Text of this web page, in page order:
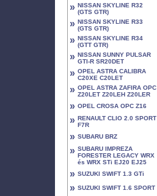
» NISSAN SKYLINE R32
(GTS GTR)
» NISSAN SKYLINE R33
(GTS GTR)
» NISSAN SKYLINE R34
(GTT GTR)
» NISSAN SUNNY PULSAR
GTI-R SR20DET
» OPEL ASTRA CALIBRA
C20XE C20LET
» OPEL ASTRA ZAFIRA OPC
Z20LET Z20LEH Z20LER
» OPEL CROSA OPC Z16
» RENAULT CLIO 2.0 SPORT
F7R
» SUBARU BRZ
» SUBARU IMPREZA
FORESTER LEGACY WRX
és WRX STi EJ20 EJ25
» SUZUKI SWIFT 1.3 GTi
» SUZUKI SWIFT 1.6 SPORT